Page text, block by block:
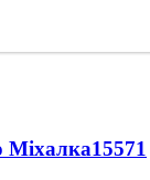
Міхалка15571